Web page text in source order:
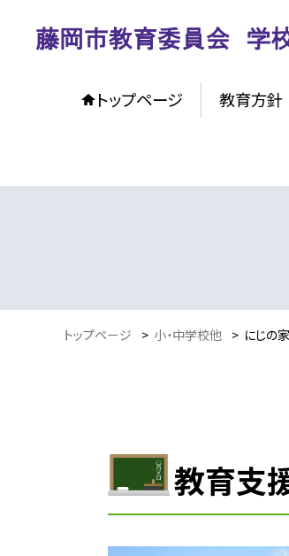
トップページ 教育方針
トップページ > 小・中学校他 > にじの家
教育支